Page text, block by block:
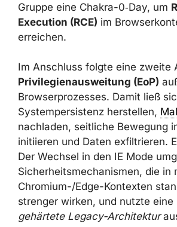
Gruppe eine Chakra-0‑Day, um
Execution (RCE) im
erreichen.
Im Anschluss folgte eine zweite
Privilegienausweitung (EoP)
Browserprozesses. Damit ließ
Systempersistenz herstellen,
nachladen, seitliche Bewegung
initiieren und Daten exfiltrieren.
Der Wechsel in den IE Mode
Sicherheitsmechanismen, die in
Chromium-/Edge-Kontexten
strenger wirken, und nutzte eine
gehärtete Legacy-Architektur